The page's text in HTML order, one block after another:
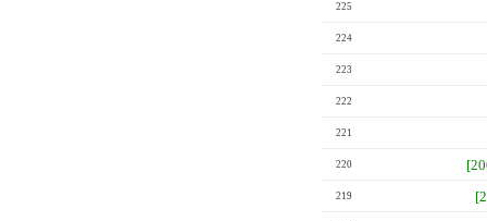
225
224
223
222
221
220
219